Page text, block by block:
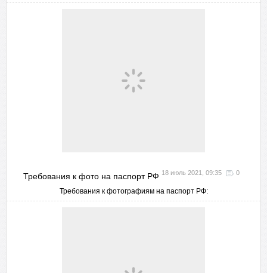
Требования к фото на паспорт РФ 18 июль 2021, 09:35 0
Требования к фотографиям на паспорт РФ: